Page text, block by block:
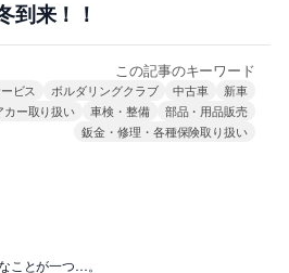
到来！！
この記事のキーワード
ビス ボルダリングクラブ 中古車
新車
カー取り扱い
車検・整備
部品・用品販売
鈑金・修理・各種保険取り扱い
ことが一つ…。